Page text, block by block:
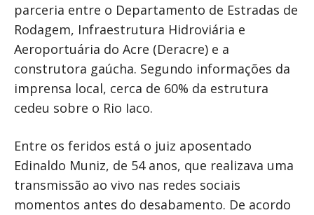
parceria entre o Departamento de Estradas de
Rodagem, Infraestrutura Hidroviária e
Aeroportuária do Acre (Deracre) e a
construtora gaúcha. Segundo informações da
imprensa local, cerca de 60% da estrutura
cedeu sobre o Rio Iaco.
Entre os feridos está o juiz aposentado
Edinaldo Muniz, de 54 anos, que realizava uma
transmissão ao vivo nas redes sociais
momentos antes do desabamento. De acordo